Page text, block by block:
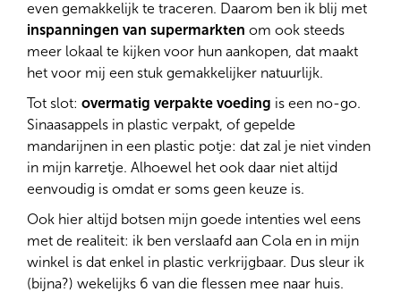
even gemakkelijk te traceren. Daarom ben ik blij met
inspanningen van supermarkten om ook steeds
meer lokaal te kijken voor hun aankopen, dat maakt
het voor mij een stuk gemakkelijker natuurlijk.
Tot slot: overmatig verpakte voeding is een no-go.
Sinaasappels in plastic verpakt, of gepelde
mandarijnen in een plastic potje: dat zal je niet vinden
in mijn karretje. Alhoewel het ook daar niet altijd
eenvoudig is omdat er soms geen keuze is.
Ook hier altijd botsen mijn goede intenties wel eens
met de realiteit: ik ben verslaafd aan Cola en in mijn
winkel is dat enkel in plastic verkrijgbaar. Dus sleur ik
(bijna?) wekelijks 6 van die flessen mee naar huis.